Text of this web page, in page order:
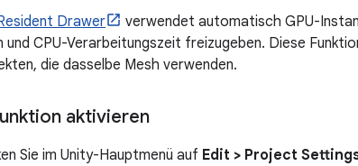
Drawer
verwendet automatisch GPU-
und CPU-Verarbeitungszeit freizugeben. Diese
die dasselbe Mesh verwenden.
aktivieren
Sie im Unity-Hauptmenü auf Edit > Project